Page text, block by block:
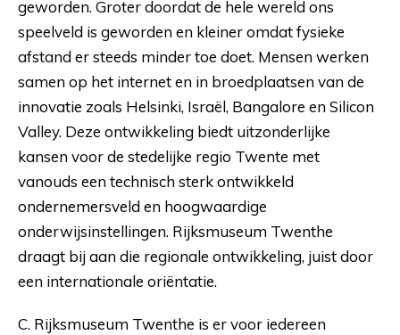
geworden. Groter doordat de hele wereld ons
speelveld is geworden en kleiner omdat fysieke
afstand er steeds minder toe doet. Mensen werken
samen op het internet en in broedplaatsen van de
innovatie zoals Helsinki, Israël, Bangalore en Silicon
Valley. Deze ontwikkeling biedt uitzonderlijke
kansen voor de stedelijke regio Twente met
vanouds een technisch sterk ontwikkeld
ondernemersveld en hoogwaardige
onderwijsinstellingen. Rijksmuseum Twenthe
draagt bij aan die regionale ontwikkeling, juist door
een internationale oriëntatie.
C. Rijksmuseum Twenthe is er voor iedereen